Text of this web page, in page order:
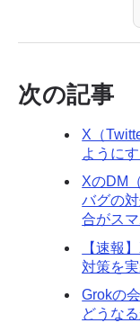
次の記事
X（
ように
XのDM
バグの
合がス
【速報
対策を
Grokの
どうな